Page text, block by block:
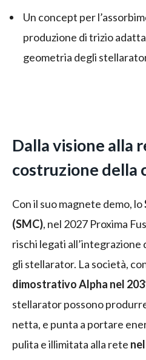
Un concept per
produzione di trizio
geometria degli
Dalla visione alla
costruzione della
Con il suo magnete demo, lo
(SMC), nel 2027 Proxima
rischi legati all’integrazione
gli stellarator. La società,
dimostrativo Alpha nel
stellarator possono
netta, e punta a portare
pulita e illimitata alla rete